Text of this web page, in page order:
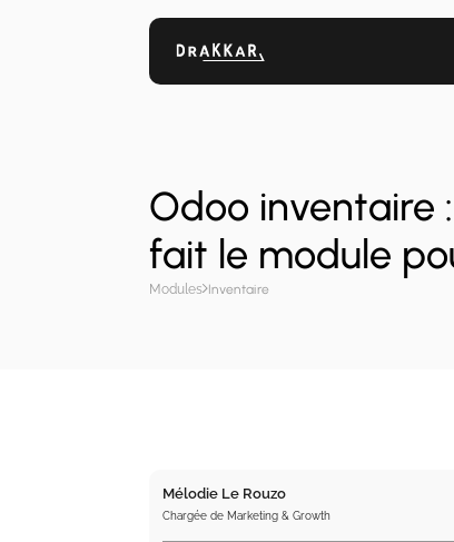
Odoo inventaire
fait le module
Modules Inventaire
Mélodie Le Rouzo
Chargée de Marketing & Growth